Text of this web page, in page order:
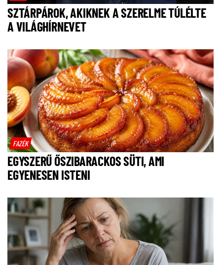
SZTÁRPÁROK, AKIKNEK A SZERELME TÚLÉLTE
A VILÁGHÍRNEVET
FAZÉK
EGYSZERŰ ŐSZIBARACKOS SÜTI, AMI
EGYENESEN ISTENI